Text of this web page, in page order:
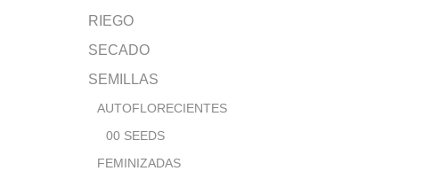
RIEGO
SECADO
SEMILLAS
AUTOFLORECIENTES
00 SEEDS
FEMINIZADAS